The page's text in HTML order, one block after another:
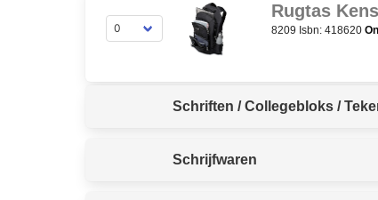
Rugtas
8209 Isbn: 418620
Schriften / Collegebloks /
Schrijfwaren